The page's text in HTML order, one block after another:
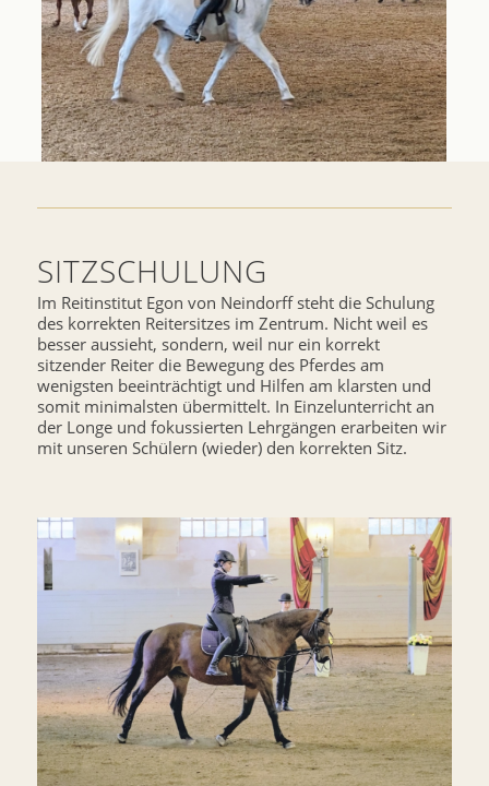
SITZSCHULUNG
Im Reitinstitut Egon von Neindorff steht die Schulung
des korrekten Reitersitzes im Zentrum. Nicht weil es
besser aussieht, sondern, weil nur ein korrekt
sitzender Reiter die Bewegung des Pferdes am
wenigsten beeinträchtigt und Hilfen am klarsten und
somit minimalsten übermittelt. In Einzelunterricht an
der Longe und fokussierten Lehrgängen erarbeiten wir
mit unseren Schülern (wieder) den korrekten Sitz.